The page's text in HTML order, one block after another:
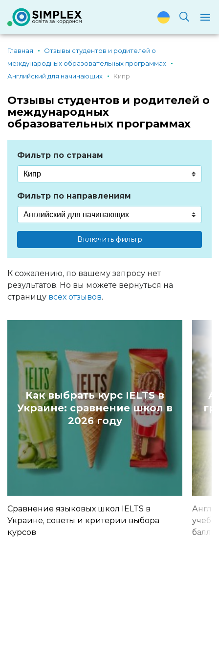
Главная
Отзывы студентов и родителей о
международных образовательных программах
Английский для начинающих
Кипр
Отзывы студентов и родителей о
международных
образовательных программах
Фильтр по странам
Фильтр по направлениям
Включить фильтр
К сожалению, по вашему запросу нет
результатов. Но вы можете вернуться на
страницу всех отзывов.
Как выбрать курс IELTS в
Украине: сравнение школ в
2026 году
Сравнение языковых школ IELTS в
Украине, советы и критерии выбора
курсов
учебы
баллы